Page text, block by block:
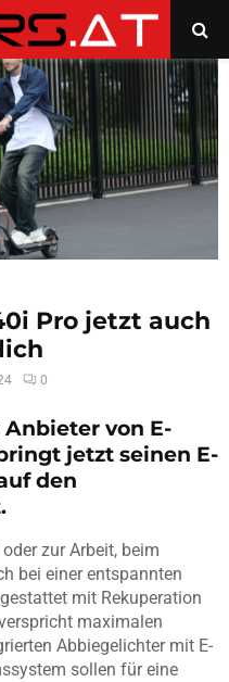
Pro jetzt auch
0
von E-
jetzt seinen E-
den
zur Arbeit, beim
bei einer entspannten
mit Rekuperation
maximalen
Abbiegelichter mit E-
sollen für eine